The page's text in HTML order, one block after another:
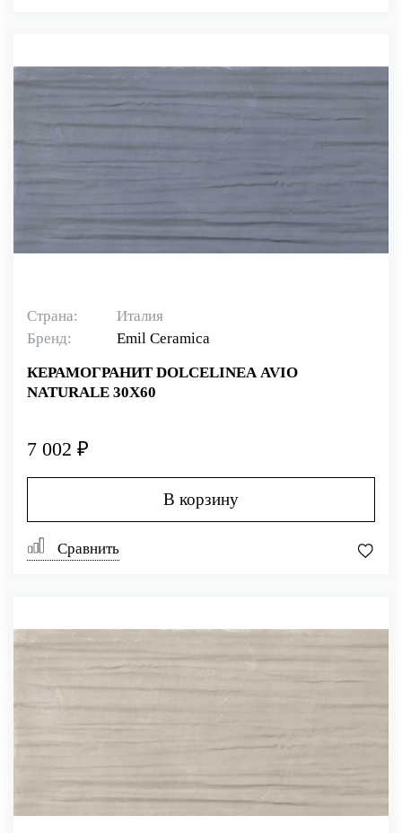
Страна:
Италия
Бренд:
Emil Ceramica
КЕРАМОГРАНИТ DOLCELINEA AVIO
NATURALE 30X60
7 002 ₽
В корзину
Сравнить